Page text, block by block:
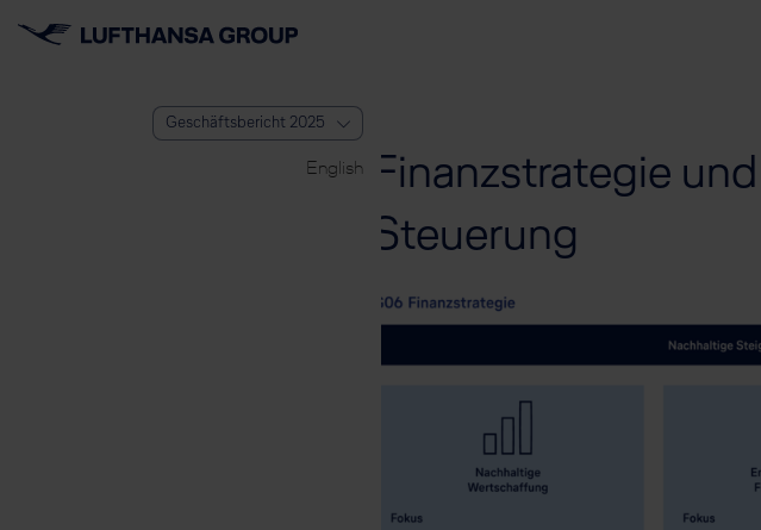
Geschäftsbericht 2025
English
Finanzstrategie
Steuerung